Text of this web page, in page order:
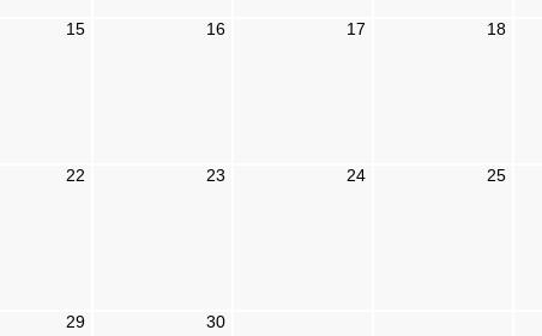
15 16 17 18
22 23 24 25
29 30